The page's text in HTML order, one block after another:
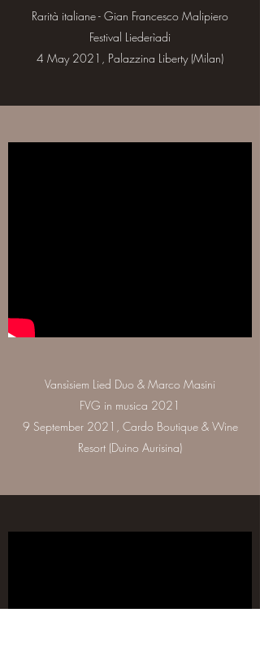
Rarità italiane - Gian Francesco Malipiero
Festival Liederìadi
4 May 2021, Palazzina Liberty (Milan)
Vansìsiem Lied Duo & Marco Masini
FVG in musica 2021
9 September 2021, Cardo Boutique & Wine
Resort (Duino Aurisina)